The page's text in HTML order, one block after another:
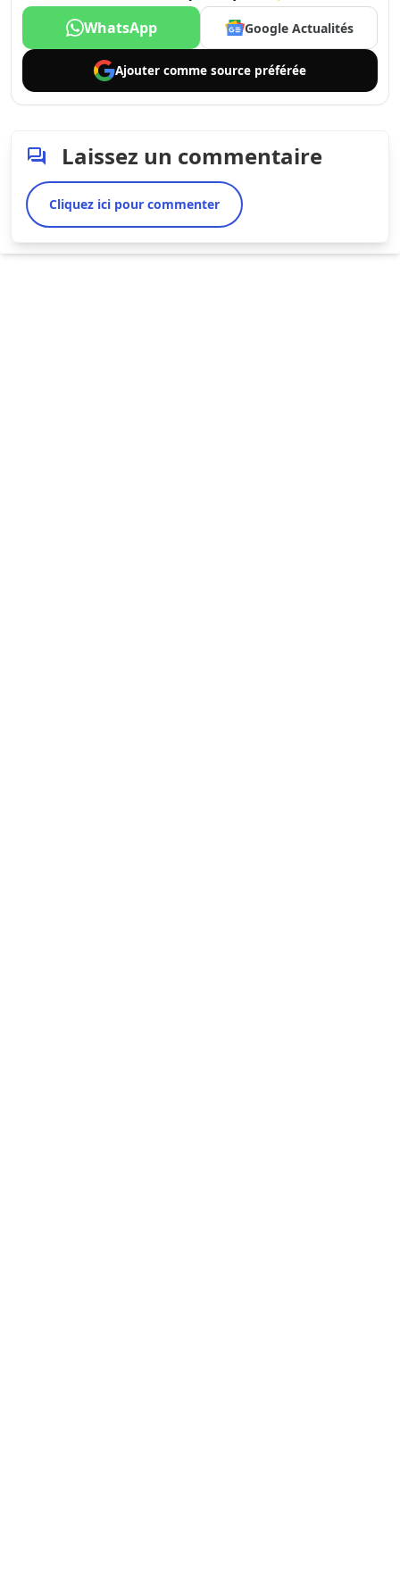
WhatsApp Google Actualités
Ajouter comme source préférée
Laissez un commentaire
Cliquez ici pour commenter